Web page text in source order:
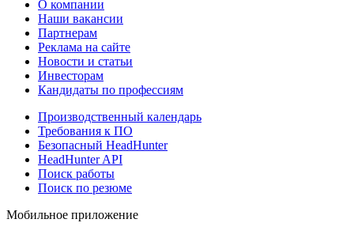
О компании
Наши вакансии
Партнерам
Реклама на сайте
Новости и статьи
Инвесторам
Кандидаты по профессиям
Производственный календарь
Требования к ПО
Безопасный HeadHunter
HeadHunter API
Поиск работы
Поиск по резюме
Мобильное приложение